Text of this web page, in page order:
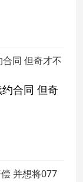
合同 但奇